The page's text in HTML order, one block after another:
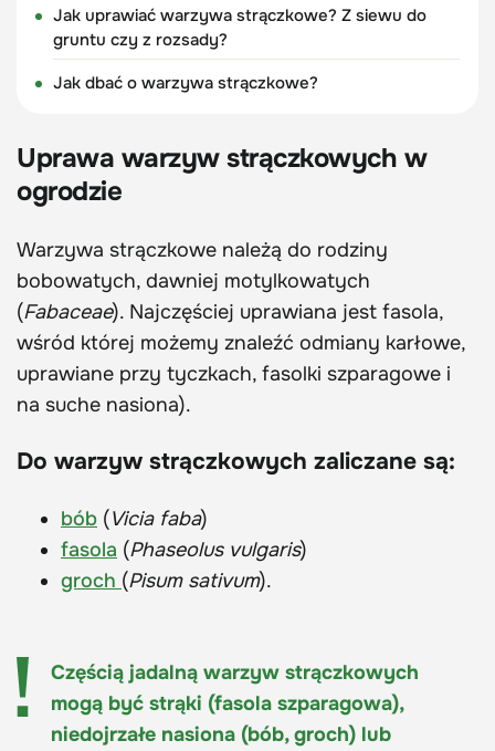
Jak uprawiać warzywa strączkowe? Z siewu do
gruntu czy z rozsady?
Jak dbać o warzywa strączkowe?
Uprawa warzyw strączkowych w
ogrodzie
Warzywa strączkowe należą do rodziny
bobowatych, dawniej motylkowatych
(Fabaceae). Najczęściej uprawiana jest fasola,
wśród której możemy znaleźć odmiany karłowe,
uprawiane przy tyczkach, fasolki szparagowe i
na suche nasiona).
Do warzyw strączkowych zaliczane są:
bób (Vicia faba)
fasola (Phaseolus vulgaris)
groch (Pisum sativum).
Częścią jadalną warzyw strączkowych
mogą być strąki (fasola szparagowa),
niedojrzałe nasiona (bób, groch) lub